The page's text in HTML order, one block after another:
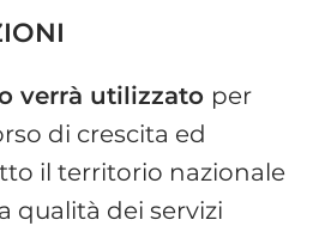
verrà utilizzato per
di crescita ed
il territorio nazionale
qualità dei servizi